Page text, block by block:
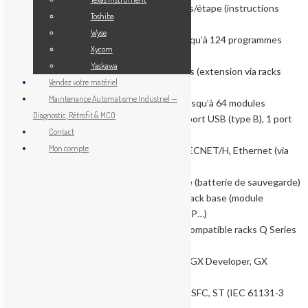
Vitesse d’exécution :
0,079 µs/étape (instructions
booléennes de base)
Nombre de programmes :
jusqu’à 124 programmes
distincts (multi-programme)
Points d’E/S max :
4096 points (extension via racks
d’extension)
Nombre de modules d’E/S :
jusqu’à 64 modules
Ports de communication :
1 port USB (type B), 1 port
RS-232C intégré
Compatibilité réseau :
MELSECNET/H, Ethernet (via
intégrée (batterie de sauvegarde)
fournie par le rack base (module
alimentation Q61P/Q62P/Q63P…)
module simple slot, compatible racks Q Series
GX Developer, GX
Ladder, SFC, ST (IEC 61131-3
Toshiba
Wyse
Xycom
Yaskawa
Vendez votre matériel
Maintenance Automatisme Industriel —
Diagnostic, Rétrofit & MCO
Contact
Mon compte